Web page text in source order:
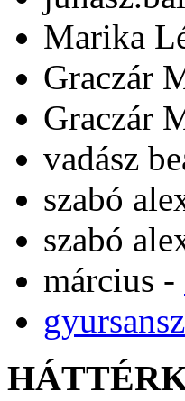
Marika
Graczár
Graczár
vadász
szabó
szabó
március -